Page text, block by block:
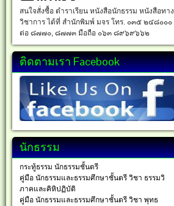
สนใจสั่งซื้อ ตำราเรียน หนังสือนักธรรม หนังสือทาง
วิชาการ ได้ที่ สำนักพิมพ์ มจร โทร. ๐๓๕ ๒๔๘๐๐๐
ต่อ ๘๗๗๐, ๘๗๗๓ มือถือ ๐๖๓ ๘๙๖๙๖๖๒
ติดตามเรา Facebook
นักธรรม
กระทู้ธรรม นักธรรมชั้นตรี
คู่มือ นักธรรมและธรรมศึกษาชั้นตรี วิชา ธรรมวิ
ภาคและคิหิปฏิบัติ
คู่มือ นักธรรมและธรรมศึกษาชั้นตรี วิชา พุทธ